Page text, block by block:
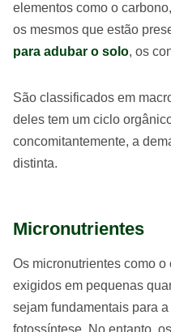
elementos como o
os mesmos que estão
para adubar o solo, os
São classificados em
deles tem um ciclo
concomitantemente, a
distinta.
Micronutrientes
Os micronutrientes como
exigidos em pequenas
sejam fundamentais para